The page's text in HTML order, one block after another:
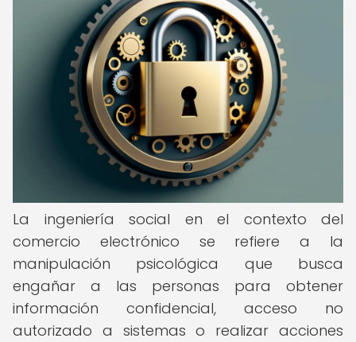
La ingeniería social en el contexto del
comercio electrónico se refiere a la
manipulación psicológica que busca
engañar a las personas para obtener
información confidencial, acceso no
autorizado a sistemas o realizar acciones